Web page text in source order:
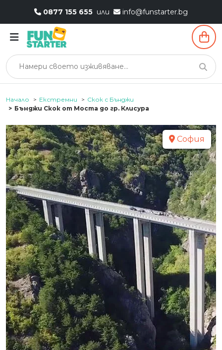
0877 155 655 или info@funstarter.bg
Начало Екстремни
Скок с Бънджи
Бънджи Скок от Моста до гр. Клисура
София